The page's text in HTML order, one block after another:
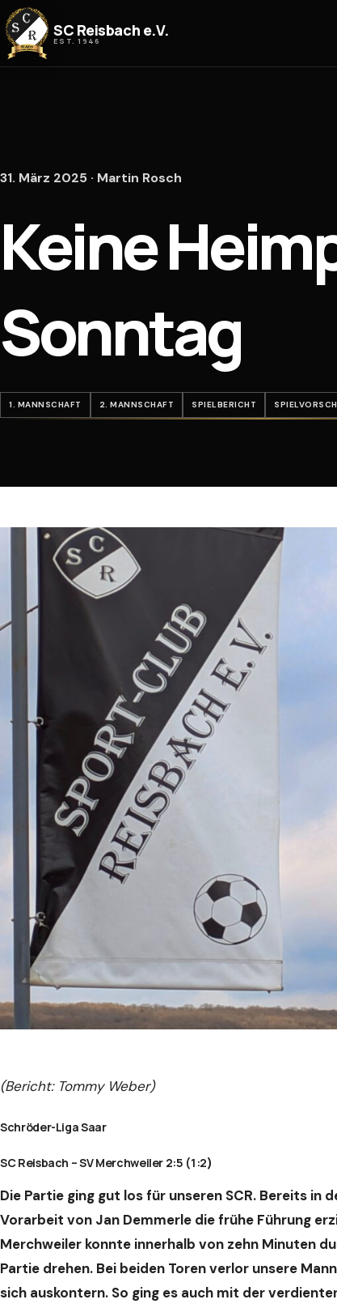
Zum Inhalt springen
SC Reisbach e.V.
EST. 1946
31. März 2025 · Martin Rosch
Keine
Sonntag
1. MANNSCHAFT 2. MANNSCHAFT SPIELBERICHT
(Bericht: Tommy Weber)
Schröder-Liga Saar
SC Reisbach – SV Merchweiler 2:5 (1:2)
Die Partie ging gut los für unseren SCR. Bereits in
Vorarbeit von Jan Demmerle die frühe Führung
Merchweiler konnte innerhalb von zehn Minuten
Partie drehen. Bei beiden Toren verlor unsere
sich auskontern. So ging es auch mit der